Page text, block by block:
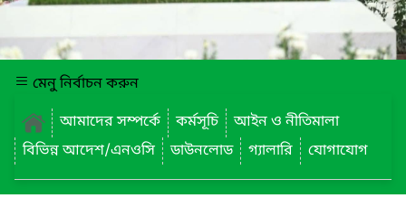
মেনু নির্বাচন করুন
আমাদের সম্পর্কে
কর্মসূচি
আইন ও নীতিমালা
বিভিন্ন আদেশ/এনওসি
ডাউনলোড গ্যালারি যোগাযোগ